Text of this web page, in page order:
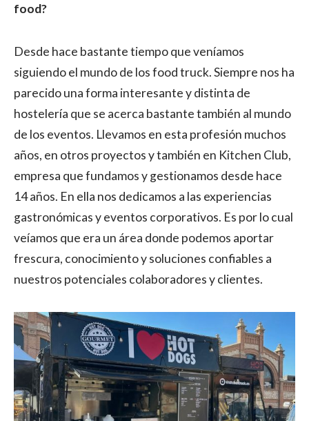
food?
Desde hace bastante tiempo que veníamos
siguiendo el mundo de los food truck. Siempre nos ha
parecido una forma interesante y distinta de
hostelería que se acerca bastante también al mundo
de los eventos. Llevamos en esta profesión muchos
años, en otros proyectos y también en Kitchen Club,
empresa que fundamos y gestionamos desde hace
14 años. En ella nos dedicamos a las experiencias
gastronómicas y eventos corporativos. Es por lo cual
veíamos que era un área donde podemos aportar
frescura, conocimiento y soluciones confiables a
nuestros potenciales colaboradores y clientes.